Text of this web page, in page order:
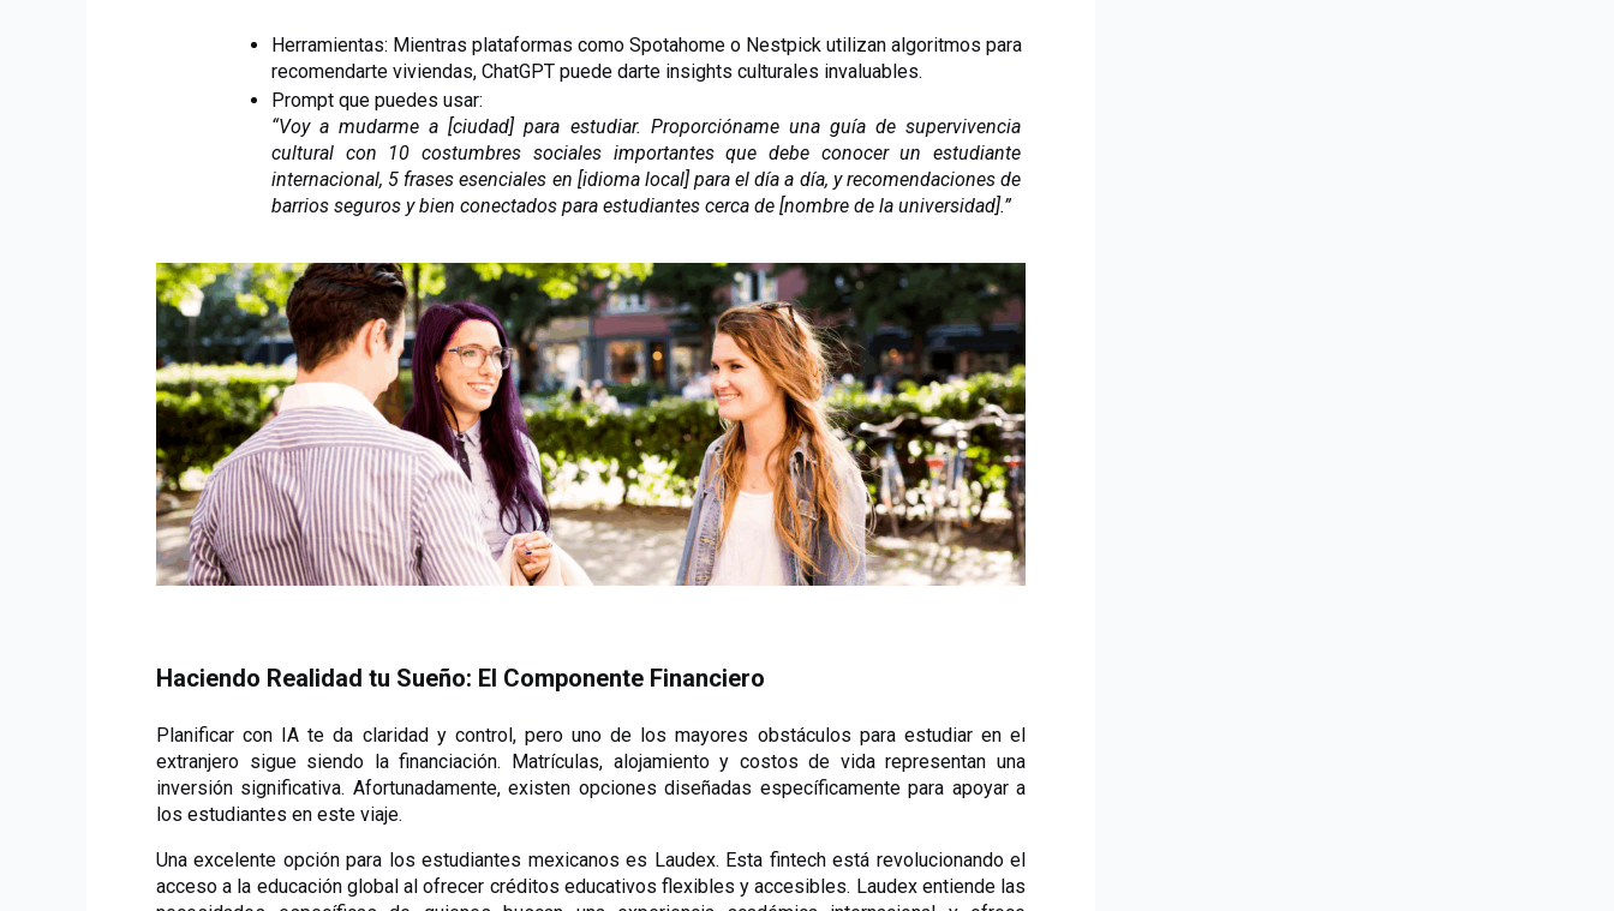
Herramientas: Mientras plataformas como Spotahome o Nestpick utilizan algoritmos para
recomendarte viviendas, ChatGPT puede darte insights culturales invaluables.
Prompt que puedes usar:
“Voy a mudarme a [ciudad] para estudiar. Proporcióname una guía de supervivencia
cultural con 10 costumbres sociales importantes que debe conocer un estudiante
internacional, 5 frases esenciales en [idioma local] para el día a día, y recomendaciones de
barrios seguros y bien conectados para estudiantes cerca de [nombre de la universidad].”
Haciendo Realidad tu Sueño: El Componente Financiero
Planificar con IA te da claridad y control, pero uno de los mayores obstáculos para estudiar en el
extranjero sigue siendo la financiación. Matrículas, alojamiento y costos de vida representan una
inversión significativa. Afortunadamente, existen opciones diseñadas específicamente para apoyar a
los estudiantes en este viaje.
Una excelente opción para los estudiantes mexicanos es Laudex. Esta fintech está revolucionando el
acceso a la educación global al ofrecer créditos educativos flexibles y accesibles. Laudex entiende las